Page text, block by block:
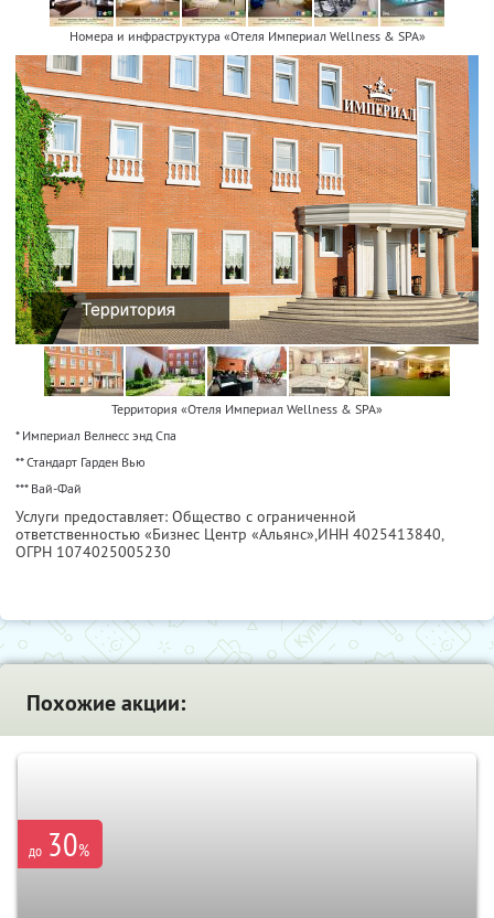
Номера и инфраструктура «Отеля Империал Wellness & SPA»
Территория «Отеля Империал Wellness & SPA»
* Империал Велнесс энд Спа
** Стандарт Гарден Вью
*** Вай-Фай
Услуги предоставляет: Общество с ограниченной
ответственностью «Бизнес Центр «Альянс»,ИНН 4025413840,
ОГРН 1074025005230
Похожие акции:
до 30%